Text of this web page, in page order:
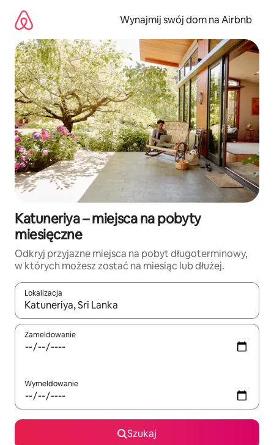
treści
Wynajmij swój dom na Airbnb
Katuneriya – miejsca na pobyty
miesięczne
Odkryj przyjazne miejsca na pobyt długoterminowy,
w których możesz zostać na miesiąc lub dłużej.
Lokalizacja
Gdy wyniki będą dostępne, możesz poruszać się po nich za
Zameldowanie
Wymeldowanie
Szukaj